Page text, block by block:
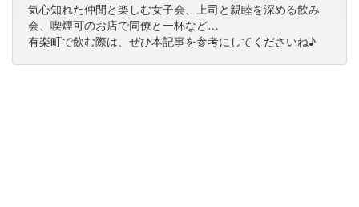
気心知れた仲間と楽しむ女子会、上司と親睦を深める飲み
会、喫煙可のお店で同僚と一杯など…
有楽町で飲む際は、ぜひ本記事を参考にしてくださいね♪